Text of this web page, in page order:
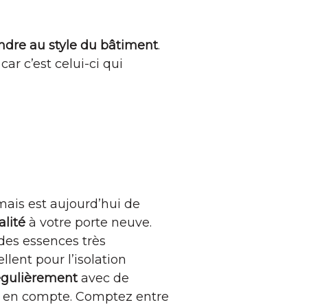
au style du bâtiment.
c’est celui-ci qui
est aujourd’hui de
à votre porte neuve.
essences très
pour l’isolation
avec de
compte. Comptez entre